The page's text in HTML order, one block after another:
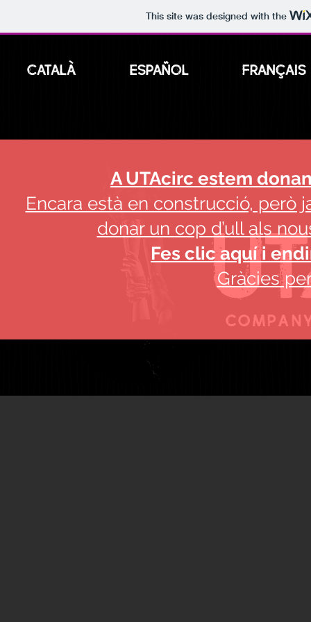
This site was designed with the
CATALÀ ESPAÑOL FRANÇAIS
A UTAcirc estem
Encara està en construcció, però
donar un cop d’ull als
Fes clic aquí i
Gràcies